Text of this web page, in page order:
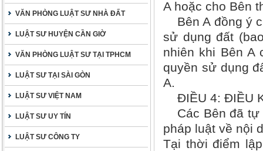
VĂN PHÒNG LUẬT SƯ NHÀ ĐẤT
LUẬT SƯ HUYỆN CẦN GIỜ
VĂN PHÒNG LUẬT SƯ TẠI TPHCM
LUẬT SƯ TẠI SÀI GÒN
LUẬT SƯ VIỆT NAM
LUẬT SƯ UY TÍN
LUẬT SƯ CÔNG TY
A hoặc cho Bên
Bên A đồng ý
sử dụng đất
nhiên khi Bên A
quyền sử dụng
A.
ĐIỀU 4: ĐIỀU
Các Bên đã
pháp luật về nội
Tại thời điểm